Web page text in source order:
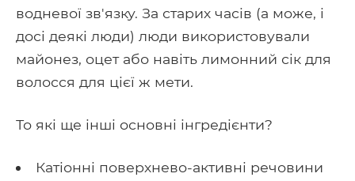
водневої зв'язку. За старих часів (а може, і
досі деякі люди) люди використовували
майонез, оцет або навіть лимонний сік для
волосся для цієї ж мети.
То які ще інші основні інгредієнти?
Катіонні поверхнево-активні речовини